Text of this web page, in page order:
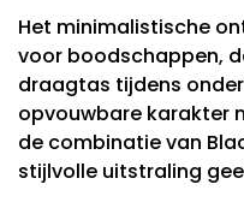
Het minimalistische
voor boodschappen,
draagtas tijdens
opvouwbare karakter
de combinatie van
stijlvolle uitstraling